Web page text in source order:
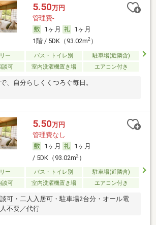
5.50万円
管理費-
1ヶ月
1ヶ月
1階 / 5DK（93.02m2）
ー バス・トイレ別
駐車場(近隣含)
談可
室内洗濯機置き場 エアコン付き
、自分らしくくつろぐ毎日。
5.50万円
管理費なし
1ヶ月
1ヶ月
/ 5DK（93.02m2）
ー バス・トイレ別
駐車場(近隣含)
談可
室内洗濯機置き場 エアコン付き
可・二人入居可・駐車場2台分・オール電
不要／代行